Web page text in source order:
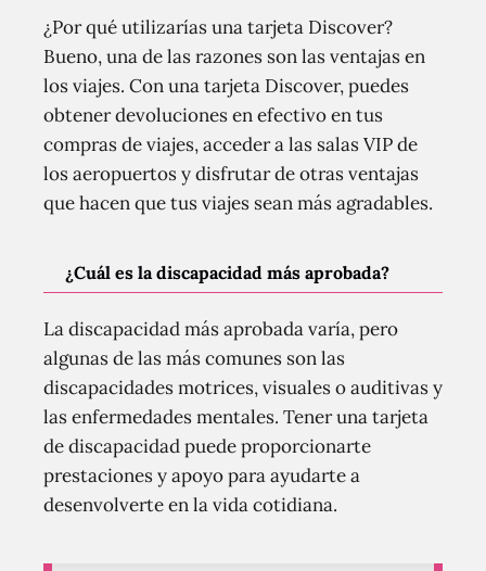
¿Por qué utilizarías una tarjeta Discover?
Bueno, una de las razones son las ventajas en
los viajes. Con una tarjeta Discover, puedes
obtener devoluciones en efectivo en tus
compras de viajes, acceder a las salas VIP de
los aeropuertos y disfrutar de otras ventajas
que hacen que tus viajes sean más agradables.
¿Cuál es la discapacidad más aprobada?
La discapacidad más aprobada varía, pero
algunas de las más comunes son las
discapacidades motrices, visuales o auditivas y
las enfermedades mentales. Tener una tarjeta
de discapacidad puede proporcionarte
prestaciones y apoyo para ayudarte a
desenvolverte en la vida cotidiana.